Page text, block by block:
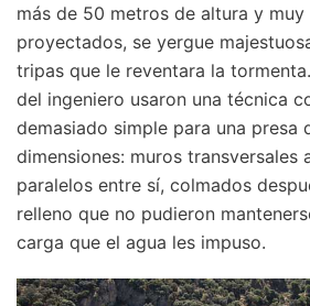
más de 50 metros de altura y
proyectados, se yergue
tripas que le reventara la
del ingeniero usaron una técnica
demasiado simple para una presa
dimensiones: muros transversales
paralelos entre sí, colmados
relleno que no pudieron
carga que el agua les impuso.